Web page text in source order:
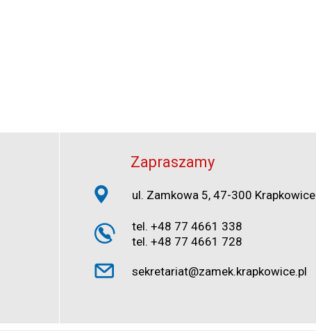
Zapraszamy
ul. Zamkowa 5, 47-300 Krapkowice
tel. +48 77 4661 338
tel. +48 77 4661 728
sekretariat@zamek.krapkowice.pl